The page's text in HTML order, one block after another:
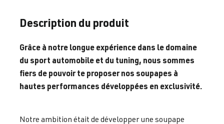
Description du produit
Grâce à notre longue expérience dans le domaine
du sport automobile et du tuning, nous sommes
fiers de pouvoir te proposer nos soupapes à
hautes performances développées en exclusivité.
Notre ambition était de développer une soupape